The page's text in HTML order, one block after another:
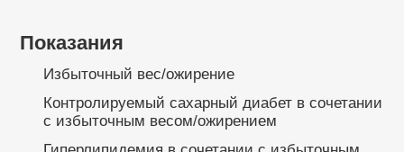
Показания
Избыточный вес/ожирение
Контролируемый сахарный диабет в сочетании
с избыточным весом/ожирением